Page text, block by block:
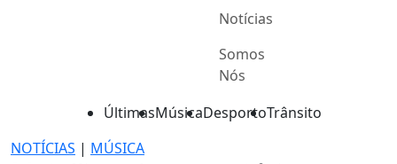
Notícias
Somos
Nós
ÚltimasMúsicaDesportoTrânsito
NOTÍCIAS | MÚSICA